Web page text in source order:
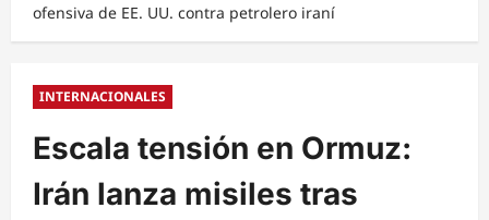
ofensiva de EE. UU. contra petrolero iraní
INTERNACIONALES
Escala tensión en Ormuz:
Irán lanza misiles tras